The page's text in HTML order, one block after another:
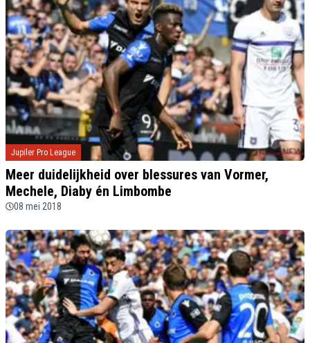
Jupiler Pro League
Meer duidelijkheid over blessures van Vormer,
Mechele, Diaby én Limbombe
08 mei 2018